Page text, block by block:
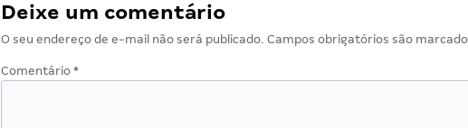
Deixe um comentário
O seu endereço de e-mail não será publicado. Campos obrigatórios são
Comentário *